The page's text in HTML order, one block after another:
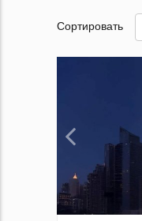
Сортировать